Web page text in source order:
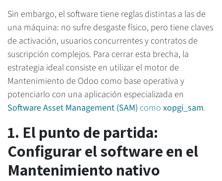
Sin embargo, el software tiene reglas distintas a las de
una máquina: no sufre desgaste físico, pero tiene claves
de activación, usuarios concurrentes y contratos de
suscripción complejos. Para cerrar esta brecha, la
estrategia ideal consiste en utilizar el motor de
Mantenimiento de Odoo como base operativa y
potenciarlo con una aplicación especializada en
Software Asset Management (SAM) como xopgi_sam.
1. El punto de partida:
Configurar el software en el
Mantenimiento nativo